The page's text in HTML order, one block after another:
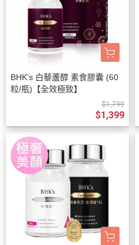
BHK's 白藜蘆醇 素食膠囊 (60
粒/瓶)【全效極致】
$1,799
$1,399